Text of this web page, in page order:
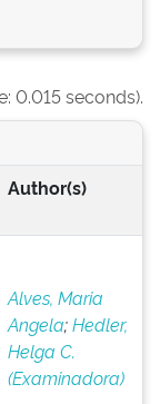
0.015 seconds).
Author(s)
Alves, Maria
Angela;Hedler,
Helga C.
(Examinadora)